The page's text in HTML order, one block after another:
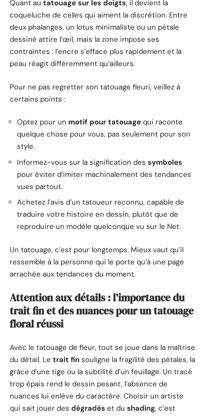
Quant au tatouage sur les doigts, il devient la
coqueluche de celles qui aiment la discrétion. Entre
deux phalanges, un lotus minimaliste ou un pétale
dessiné attire l’œil, mais la zone impose ses
contraintes : l’encre s’efface plus rapidement et la
peau réagit différemment qu’ailleurs.
Pour ne pas regretter son tatouage fleuri, veillez à
certains points :
Optez pour un motif pour tatouage qui raconte
quelque chose pour vous, pas seulement pour son
style.
Informez-vous sur la signification des symboles
pour éviter d’imiter machinalement des tendances
vues partout.
Achetez l’avis d’un tatoueur reconnu, capable de
traduire votre histoire en dessin, plutôt que de
reproduire un modèle quelconque vu sur le Net.
Un tatouage, c’est pour longtemps. Mieux vaut qu’il
ressemble à la personne qui le porte qu’à une page
arrachée aux tendances du moment.
Attention aux détails : l’importance du
trait fin et des nuances pour un tatouage
floral réussi
Avec le tatouage de fleur, tout se joue dans la maîtrise
du détail. Le trait fin souligne la fragilité des pétales, la
grâce d’une tige ou la subtilité d’un feuillage. Un tracé
trop épais rend le dessin pesant, l’absence de
nuances lui enlève du caractère. Choisir un artiste
qui sait jouer des dégradés et du shading, c’est